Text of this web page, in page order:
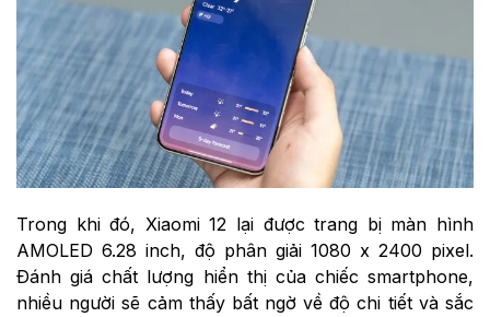
Trong khi đó, Xiaomi 12 lại được trang bị màn hình
AMOLED 6.28 inch, độ phân giải 1080 x 2400 pixel.
Đánh giá chất lượng hiển thị của chiếc smartphone,
nhiều người sẽ cảm thấy bất ngờ về độ chi tiết và sắc